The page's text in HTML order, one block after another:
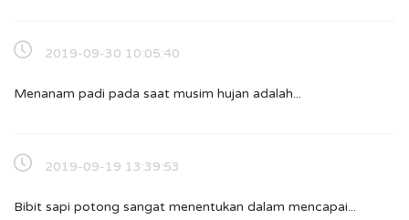
2019-09-30 10:05:40
Menanam padi pada saat musim hujan adalah...
2019-09-19 13:39:53
Bibit sapi potong sangat menentukan dalam mencapai...